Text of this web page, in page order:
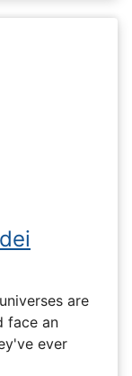
are
face an
ever